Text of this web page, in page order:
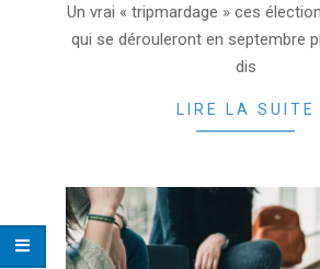
02-
23
Un vrai « tripmardage » ces
qui se dérouleront en septembre
dis
LIRE LA SUITE